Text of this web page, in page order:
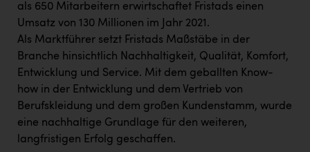
als 650 Mitarbeitern erwirtschaftet Fristads einen
Umsatz von 130 Millionen im Jahr 2021.
Als Marktführer setzt Fristads Maßstäbe in der
Branche hinsichtlich Nachhaltigkeit, Qualität, Komfort,
Entwicklung und Service. Mit dem geballten Know-
how in der Entwicklung und dem Vertrieb von
Berufskleidung und dem großen Kundenstamm, wurde
eine nachhaltige Grundlage für den weiteren,
langfristigen Erfolg geschaffen.